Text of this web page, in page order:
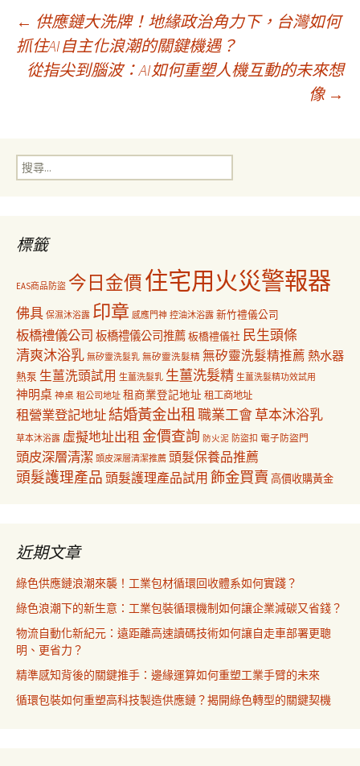
文
章
覽
← 供應鏈大洗牌！地緣政治角力下，台灣如何
抓住AI自主化浪潮的關鍵機遇？
從指尖到腦波：AI如何重塑人機互動的未來想
像 →
搜
尋
標籤
EAS商品防盜 今日金價住宅用火災警報器
佛具 保濕沐浴露 印章 感應門神 控油沐浴露 新竹禮儀公司
板橋禮儀公司 板橋禮儀公司推薦板橋禮儀社 民生頭條
清爽沐浴乳 無矽靈洗髮乳 無矽靈洗髮精 無矽靈洗髮精推薦 熱水器
熱泵 生薑洗頭試用 生薑洗髮乳 生薑洗髮精 生薑洗髮精功效試用
神明桌 神桌 租公司地址 租商業登記地址 租工商地址
租營業登記地址結婚黃金出租職業工會草本沐浴乳
草本沐浴露 虛擬地址出租 金價查詢 防火泥 防盜扣 電子防盜門
頭皮深層清潔 頭皮深層清潔推薦 頭髮保養品推薦
頭髮護理產品 頭髮護理產品試用 飾金買賣 高價收購黃金
近期文章
綠色供應鏈浪潮來襲！工業包材循環回收體系如何實踐？
綠色浪潮下的新生意：工業包裝循環機制如何讓企業減碳又省錢？
物流自動化新紀元：遠距離高速讀碼技術如何讓自走車部署更聰
明、更省力？
精準感知背後的關鍵推手：邊緣運算如何重塑工業手臂的未來
循環包裝如何重塑高科技製造供應鏈？揭開綠色轉型的關鍵契機